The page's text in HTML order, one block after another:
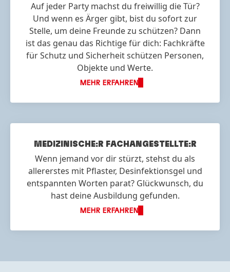
Auf jeder Party machst du freiwillig die Tür?
Und wenn es Ärger gibt, bist du sofort zur
Stelle, um deine Freunde zu schützen? Dann
ist das genau das Richtige für dich: Fachkräfte
für Schutz und Sicherheit schützen Personen,
Objekte und Werte.
MEHR ERFAHREN
MEDIZINISCHE:R FACH ANGESTELLTE:R
Wenn jemand vor dir stürzt, stehst du als
allererstes mit Pflaster, Desinfektionsgel und
entspannten Worten parat? Glückwunsch, du
hast deine Ausbildung gefunden.
MEHR ERFAHREN